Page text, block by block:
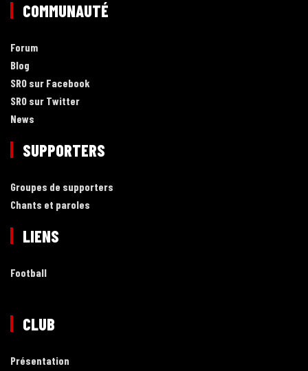
COMMUNAUTÉ
Forum
Blog
SRO sur Facebook
SRO sur Twitter
News
SUPPORTERS
Groupes de supporters
Chants et paroles
LIENS
Football
CLUB
Présentation